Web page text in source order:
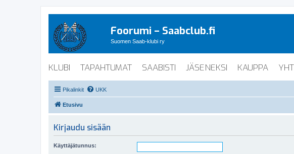
Foorumi – Saabclub.fi
Suomen Saab-klubi ry
KLUBI TAPAHTUMAT SAABISTI JÄSENEKSI KAUPPA
Pikalinkit UKK
Etusivu
Kirjaudu sisään
Käyttäjätunnus: